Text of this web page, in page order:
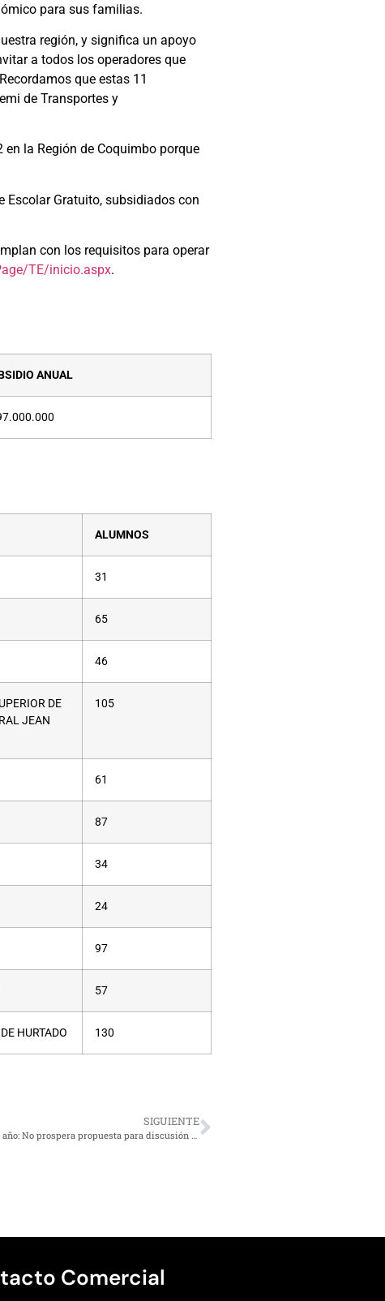
para sus familias.
región, y significa un apoyo
a todos los operadores que
que estas 11
de Transportes y
la Región de Coquimbo porque
Escolar Gratuito, subsidiados con
con los requisitos para operar
TE/inicio.aspx.
ANUAL
ALUMNOS
31
65
46
DE
JEAN
105
61
87
34
24
97
57
HURTADO 130
SIGUIENTE
Feriado del 17 de septiembre no será irrenunciable este año: No prospera propuesta para discusión en Sala de la Cámara
Comercial